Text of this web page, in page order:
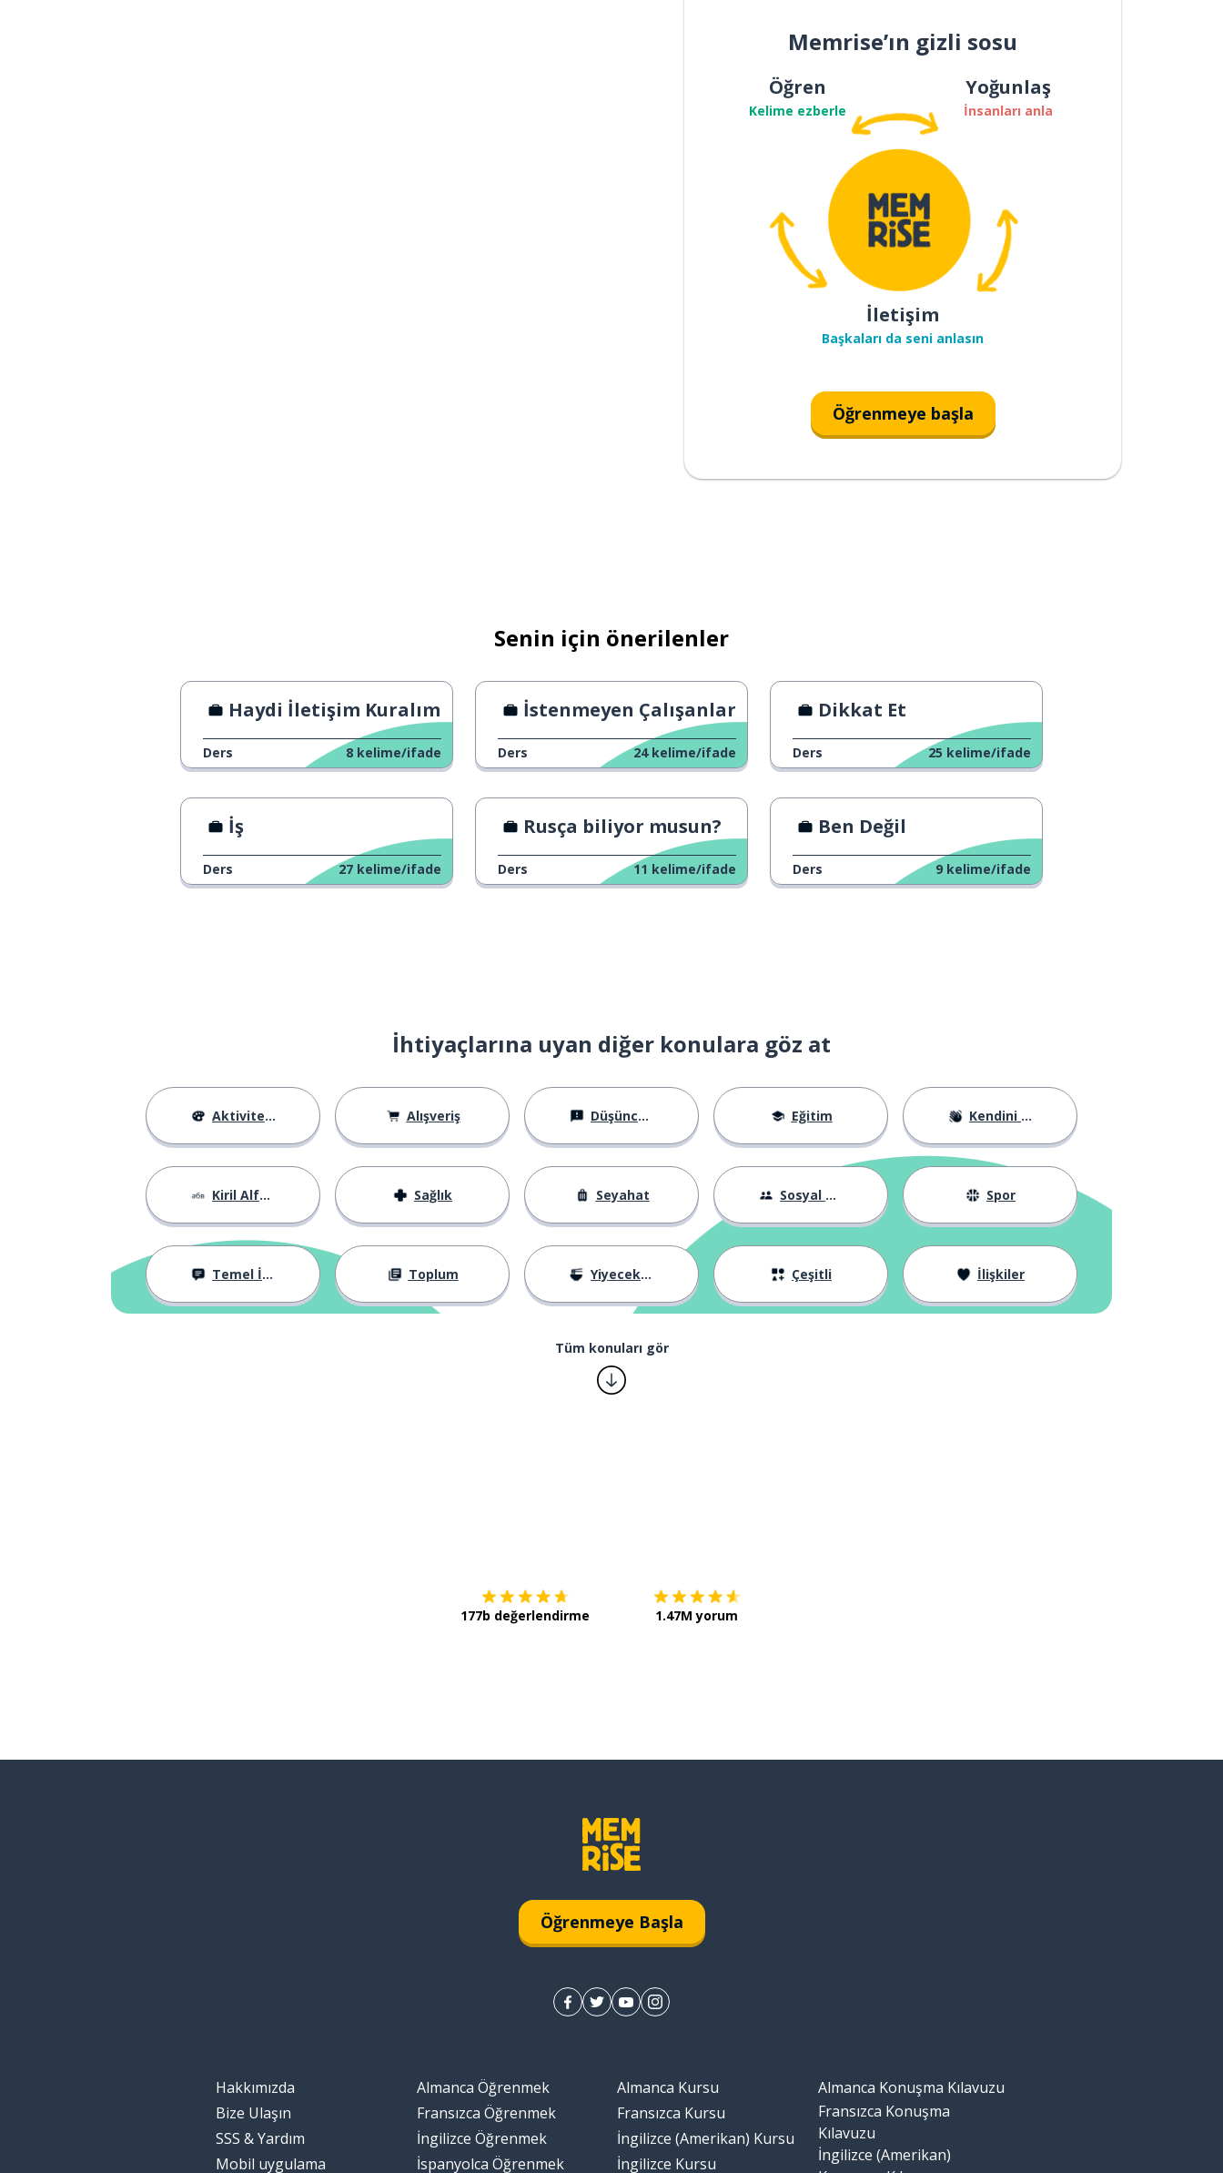
Memrise’ın gizli sosu
Öğren
Kelime ezberle
Yoğunlaş
İnsanları anla
İletişim
Başkaları da seni anlasın
Öğrenmeye başla
Senin için önerilenler
Haydi İletişim Kuralım
Ders 8 kelime/ifade
İstenmeyen Çalışanlar
Ders 24 kelime/ifade
Dikkat Et
Ders 25 kelime/ifade
İş
Ders 27 kelime/ifade
Rusça biliyor musun?
Ders 11 kelime/ifade
Ben Değil
Ders 9 kelime/ifade
İhtiyaçlarına uyan diğer konulara göz at
Aktiviteler Alışveriş Düşünceler Eğitim Kendini Tanıtma
Kiril Alfabesi Sağlık Seyahat Sosyal Hayat Spor
Temel İfadeler Toplum Yiyecekler Çeşitli İlişkiler
Tüm konuları gör
177b değerlendirme 1.47M yorum
Öğrenmeye Başla
Hakkımızda
Bize Ulaşın
SSS & Yardım
Mobil uygulama
Almanca Öğrenmek
Fransızca Öğrenmek
İngilizce Öğrenmek
İspanyolca Öğrenmek
Almanca Kursu
Fransızca Kursu
İngilizce (Amerikan) Kursu
İngilizce Kursu
Almanca Konuşma Kılavuzu
Fransızca Konuşma
Kılavuzu
İngilizce (Amerikan)